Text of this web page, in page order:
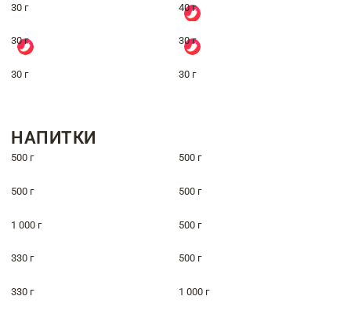
30 г 40 г
30 г 30 г
30 г 30 г
НАПИТКИ
500 г 500 г
500 г 500 г
1 000 г 500 г
330 г 500 г
330 г 1 000 г